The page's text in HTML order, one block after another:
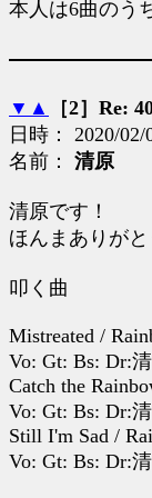
本人は6曲のう
▼ ▲
［2］Re:
日時： 2020/02/
名前： 清原
清原です！
ほんまありが
叩く曲
Mistreated /
Vo: Gt: Bs: Dr:
Catch the
Vo: Gt: Bs: Dr:
Still I'm Sad /
Vo: Gt: Bs: Dr: